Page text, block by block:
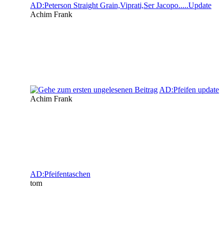
AD:Peterson Straight Grain,Viprati,Ser Jacopo.....Update
Achim Frank
AD:Pfeifen update
Achim Frank
AD:Pfeifentaschen
tom